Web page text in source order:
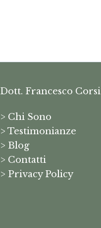
Dott. Francesco Corsi
> Chi Sono
> Testimonianze
> Blog
> Contatti
> Privacy Policy